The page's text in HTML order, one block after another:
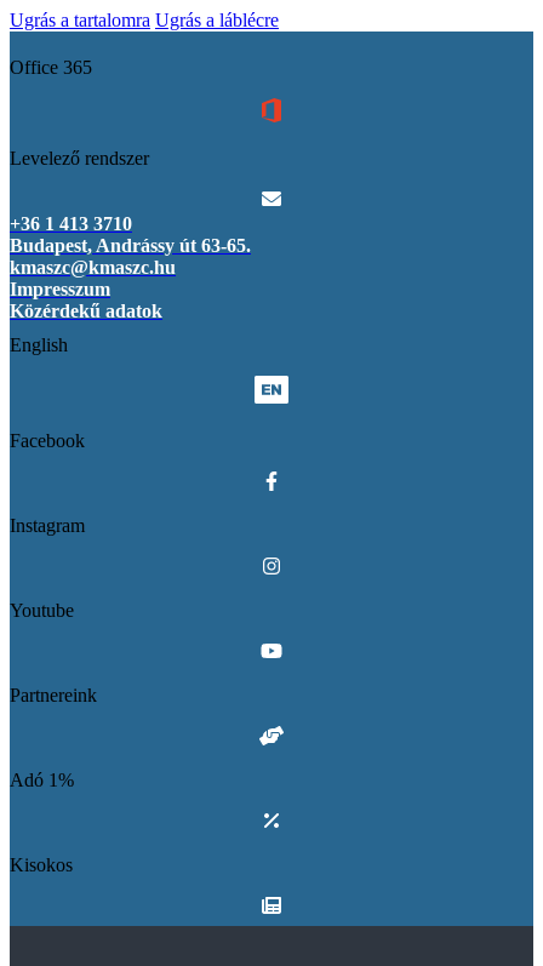
Ugrás a tartalomra Ugrás a láblécre
Office 365
Levelező rendszer
+36 1 413 3710
Budapest, Andrássy út 63-65.
kmaszc@kmaszc.hu
Impresszum
Közérdekű adatok
English
Facebook
Instagram
Youtube
Partnereink
Adó 1%
Kisokos